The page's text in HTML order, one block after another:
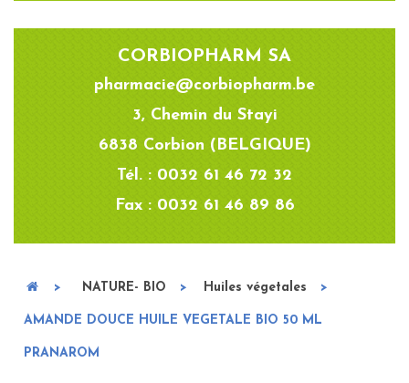
CORBIOPHARM SA
pharmacie@corbiopharm.be
3, Chemin du Stayi
6838 Corbion (BELGIQUE)
Tél. : 0032 61 46 72 32
Fax : 0032 61 46 89 86
> NATURE- BIO > Huiles végetales >
AMANDE DOUCE HUILE VEGETALE BIO 50 ML
PRANAROM